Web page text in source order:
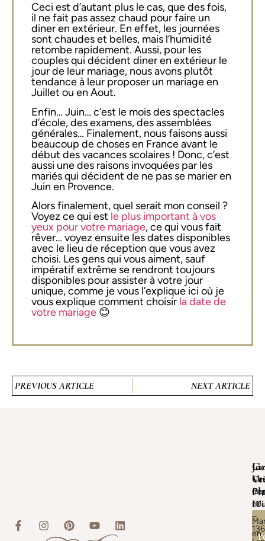
Ceci est d’autant plus le cas, que des fois,
il ne fait pas assez chaud pour faire un
diner en extérieur. En effet, les journées
sont chaudes et belles, mais l’humidité
retombe rapidement. Aussi, pour les
couples qui décident diner en extérieur le
jour de leur mariage, nous avons plutôt
tendance à leur proposer un mariage en
Juillet ou en Aout.
Enfin… Juin… c’est le mois des spectacles
d’école, des examens, des assemblées
générales… Finalement, nous faisons aussi
beaucoup de choses en France avant le
début des vacances scolaires ! Donc, c’est
aussi une des raisons invoquées par les
mariés qui décident de ne pas se marier en
Juin en Provence.
Alors finalement, quel serait mon conseil ?
Voyez ce qui est le plus important à vos
yeux pour votre mariage, ce qui vous fait
rêver… voyez ensuite les dates disponibles
avec le lieu de réception que vous avez
choisi. Les gens qui vous aiment, sauf
impératif extrême se rendront toujours
disponibles pour assister à votre jour
unique, comme je vous l’explique ici où je
vous explique comment choisir la date de
votre mariage 😊
PREVIOUS ARTICLE NEXT ARTICLE
Je
en
10
–